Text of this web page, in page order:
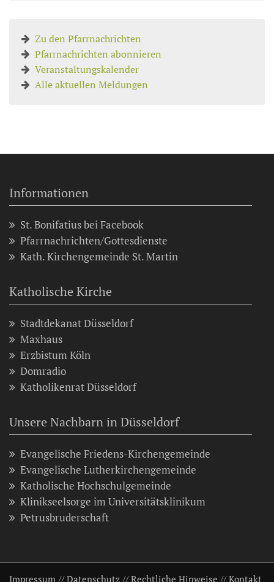
Zu den Pfarrnachrichten
Pfarrnachrichten abonnieren
Veranstaltungskalender
Alle aktuellen Meldungen
Informationen
St. Bonifatius bei Facebook
Pfarrnachrichten/Gottesdienste
Kath. Kirchengemeinde St. Martin
Katholische Kirche
Stadtdekanat Düsseldorf
Maxhaus
Erzbistum Köln
Domradio
Katholikenrat Düsseldorf
Unsere Nachbarn in Düsseldorf
Evangelische Friedens-Kirchengemeinde
Evangelische Lutherkirchengemeinde
Katholische Hochschulgemeinde
Klinikseelsorge im Universitätsklinikum
Petrusbruderschaft
Impressum //Datenschutz //Rechtliche Hinweise //Kontakt